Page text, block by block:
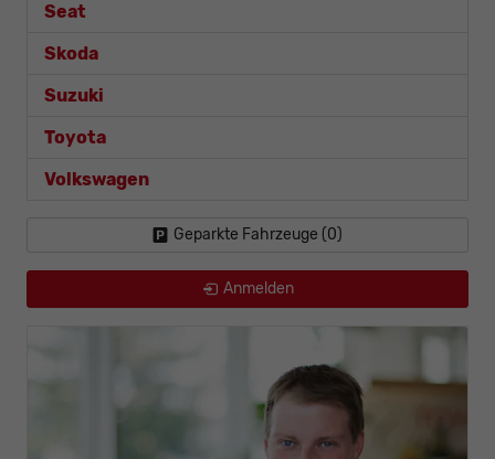
Seat
Skoda
Suzuki
Toyota
Volkswagen
Geparkte Fahrzeuge (0)
Anmelden